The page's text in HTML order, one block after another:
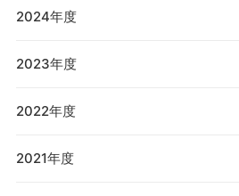
2024年度
2023年度
2022年度
2021年度